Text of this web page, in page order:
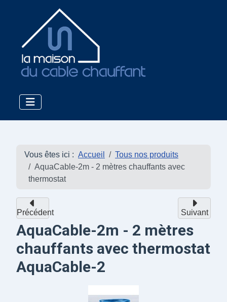
Vous êtes ici : Accueil
Tous nos produits
AquaCable-2m - 2 mètres chauffants avec
thermostat
Précédent Suivant
AquaCable-2m - 2 mètres
chauffants avec thermostat
AquaCable-2